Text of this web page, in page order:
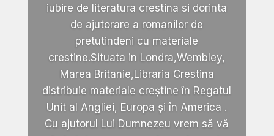
iubire de literatura crestina si dorinta
de ajutorare a romanilor de
pretutindeni cu materiale
crestine.Situata in Londra,Wembley,
Marea Britanie,Libraria Crestina
distribuie materiale creștine în Regatul
Unit al Angliei, Europa și în America .
Cu ajutorul Lui Dumnezeu vrem să vă